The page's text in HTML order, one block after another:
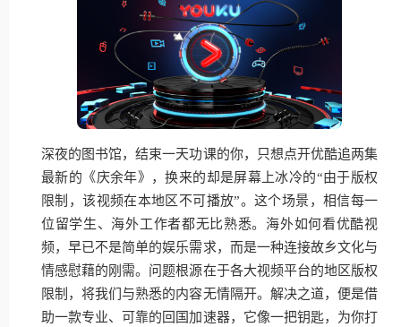
深夜的图书馆，结束一天功课的你，只想点开优酷追两集
最新的《庆余年》，换来的却是屏幕上冰冷的“由于版权
限制，该视频在本地区不可播放”。这个场景，相信每一
位留学生、海外工作者都无比熟悉。海外如何看优酷视
频，早已不是简单的娱乐需求，而是一种连接故乡文化与
情感慰藉的刚需。问题根源在于各大视频平台的地区版权
限制，将我们与熟悉的内容无情隔开。解决之道，便是借
助一款专业、可靠的回国加速器，它像一把钥匙，为你打